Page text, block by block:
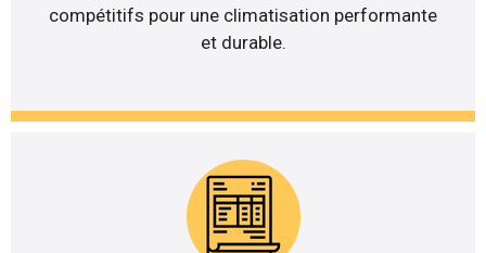
compétitifs pour une climatisation performante
et durable.